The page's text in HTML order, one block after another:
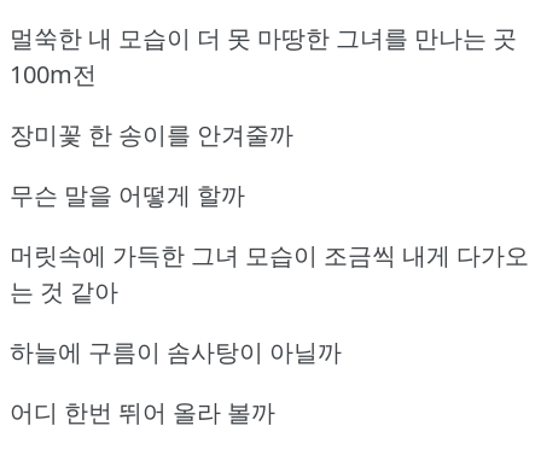
멀쑥한 내 모습이 더 못 마땅한 그녀를 만나는 곳
100m전
장미꽃 한 송이를 안겨줄까
무슨 말을 어떻게 할까
머릿속에 가득한 그녀 모습이 조금씩 내게 다가오
는 것 같아
하늘에 구름이 솜사탕이 아닐까
어디 한번 뛰어 올라 볼까